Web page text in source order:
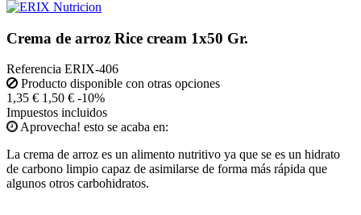
Crema de arroz Rice cream 1x50 Gr.
Referencia ERIX-406
Producto disponible con otras opciones
1,35 € 1,50 € -10%
Impuestos incluidos
Aprovecha! esto se acaba en:
La crema de arroz es un alimento nutritivo ya que se es un hidrato
de carbono limpio capaz de asimilarse de forma más rápida que
algunos otros carbohidratos.